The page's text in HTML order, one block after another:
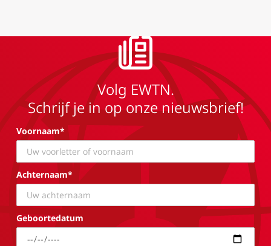
Volg EWTN.
Schrijf je in op onze nieuwsbrief!
Voornaam*
Achternaam*
Geboortedatum